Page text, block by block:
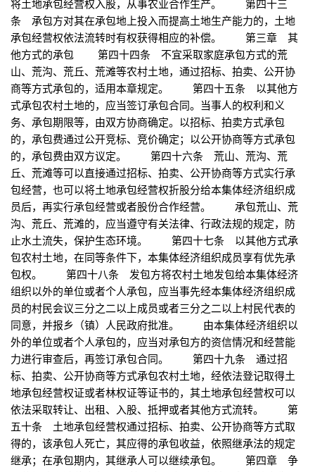
将土地承包经营权入股，从事农业合作生产。 第四十三
条 承包方对其在承包地上投入而提高土地生产能力的，土地
承包经营权依法流转时有权获得相应的补偿。 第三章 其
他方式的承包 第四十四条 不宜采取家庭承包方式的荒
山、荒沟、荒丘、荒滩等农村土地，通过招标、拍卖、公开协
商等方式承包的，适用本章规定。 第四十五条 以其他方
式承包农村土地的，应当签订承包合同。当事人的权利和义
务、承包期限等，由双方协商确定。以招标、拍卖方式承包
的，承包费通过公开竞标、竞价确定；以公开协商等方式承包
的，承包费由双方议定。 第四十六条 荒山、荒沟、荒
丘、荒滩等可以直接通过招标、拍卖、公开协商等方式实行承
包经营，也可以将土地承包经营权折股分给本集体经济组织成
员后，再实行承包经营或者股份合作经营。 承包荒山、荒
沟、荒丘、荒滩的，应当遵守有关法律、行政法规的规定，防
止水土流失，保护生态环境。 第四十七条 以其他方式承
包农村土地，在同等条件下，本集体经济组织成员享有优先承
包权。 第四十八条 发包方将农村土地发包给本集体经济
组织以外的单位或者个人承包，应当事先经本集体经济组织成
员的村民会议三分之二以上成员或者三分之二以上村民代表的
同意，并报乡（镇）人民政府批准。 由本集体经济组织以
外的单位或者个人承包的，应当对承包方的资信情况和经营能
力进行审查后，再签订承包合同。 第四十九条 通过招
标、拍卖、公开协商等方式承包农村土地，经依法登记取得土
地承包经营权证或者林权证等证书的，其土地承包经营权可以
依法采取转让、出租、入股、抵押或者其他方式流转。 第
五十条 土地承包经营权通过招标、拍卖、公开协商等方式取
得的，该承包人死亡，其应得的承包收益，依照继承法的规定
继承；在承包期内，其继承人可以继续承包。 第四章 争